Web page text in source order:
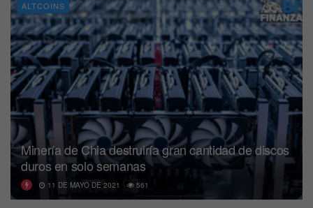
ALTCOINS
Minería de Chia destruiría gran cantidad de discos
duros en solo semanas
11 DE MAYO DE 2021 561